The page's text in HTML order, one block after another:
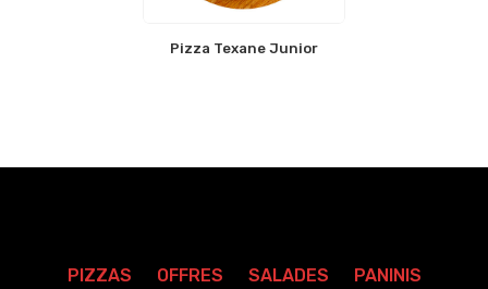
Pizza Texane Junior
PIZZAS OFFRES SALADES PANINIS